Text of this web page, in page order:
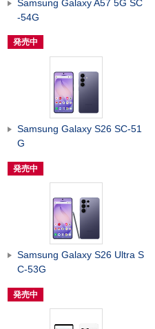
Samsung Galaxy A57 5G SC
-54G
発売中
Samsung Galaxy S26 SC-51
G
発売中
Samsung Galaxy S26 Ultra S
C-53G
発売中